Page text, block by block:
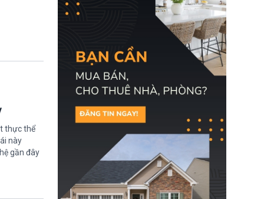
thực thể
này
gần đây